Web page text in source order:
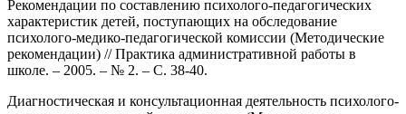
Рекомендации по составлению психолого-педагогических
характеристик детей, поступающих на обследование
психолого-медико-педагогической комиссии (Методические
рекомендации) // Практика административной работы в
школе. – 2005. – № 2. – С. 38-40.
Диагностическая и консультационная деятельность психолого-